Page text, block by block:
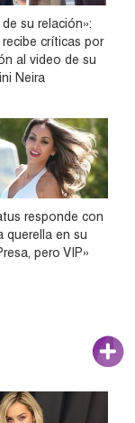
su relación»:
recibe críticas por
al video de su
Neira
responde con
querella en su
pero VIP»